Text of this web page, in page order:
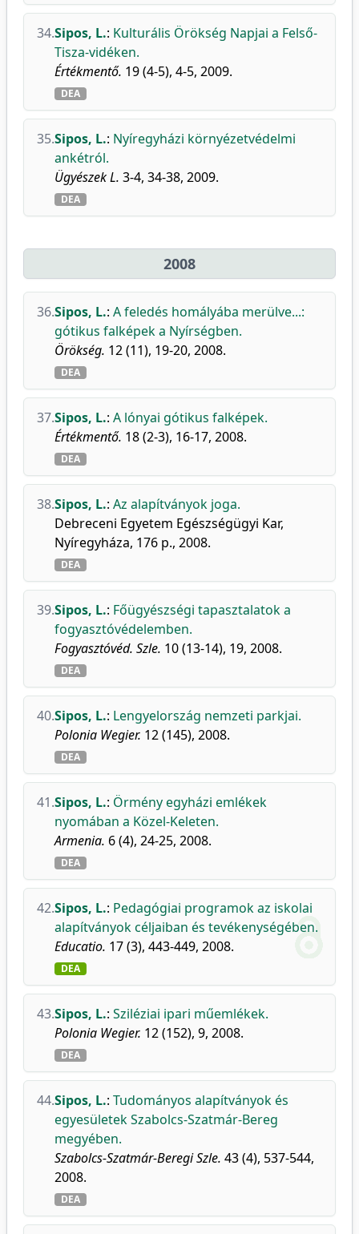
34.Sipos, L.: Kulturális Örökség Napjai a Felső-
Tisza-vidéken.
Értékmentő. 19 (4-5), 4-5, 2009.
DEA
35.Sipos, L.: Nyíregyházi környézetvédelmi
ankétról.
Ügyészek L. 3-4, 34-38, 2009.
DEA
2008
36.Sipos, L.: A feledés homályába merülve...:
gótikus falképek a Nyírségben.
Örökség. 12 (11), 19-20, 2008.
DEA
37.Sipos, L.: A lónyai gótikus falképek.
Értékmentő. 18 (2-3), 16-17, 2008.
DEA
38.Sipos, L.: Az alapítványok joga.
Debreceni Egyetem Egészségügyi Kar,
Nyíregyháza, 176 p., 2008.
DEA
39.Sipos, L.: Főügyészségi tapasztalatok a
fogyasztóvédelemben.
Fogyasztóvéd. Szle. 10 (13-14), 19, 2008.
DEA
40.Sipos, L.: Lengyelország nemzeti parkjai.
Polonia Wegier. 12 (145), 2008.
DEA
41.Sipos, L.: Örmény egyházi emlékek
nyomában a Közel-Keleten.
Armenia. 6 (4), 24-25, 2008.
DEA
42.Sipos, L.: Pedagógiai programok az iskolai
alapítványok céljaiban és tevékenységében.
Educatio. 17 (3), 443-449, 2008.
DEA
43.Sipos, L.: Sziléziai ipari műemlékek.
Polonia Wegier. 12 (152), 9, 2008.
DEA
44.Sipos, L.: Tudományos alapítványok és
egyesületek Szabolcs-Szatmár-Bereg
megyében.
Szabolcs-Szatmár-Beregi Szle. 43 (4), 537-544,
2008.
DEA